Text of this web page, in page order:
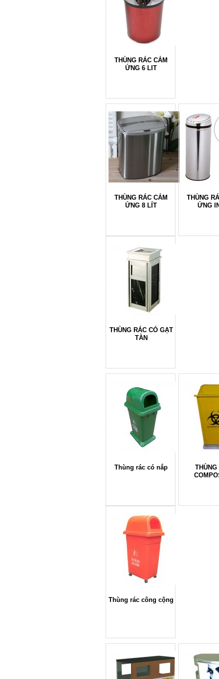
THÙNG RÁC CẢM
ỨNG 6 LIT
THÙNG RÁC CẢM
ỨNG 8 LÍT
THÙNG
ỨNG
THÙNG RÁC CÓ GẠT
TÀN
Thùng rác có nắp
THÙNG
Thùng rác công cộng